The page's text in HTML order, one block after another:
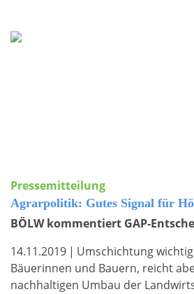
Pressemitteilung
Agrarpolitik: Gutes Signal für
BÖLW kommentiert GAP-
14.11.2019 | Umschichtung
Bäuerinnen und Bauern, reicht
nachhaltigen Umbau der